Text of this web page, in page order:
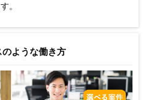
。
ような働き方